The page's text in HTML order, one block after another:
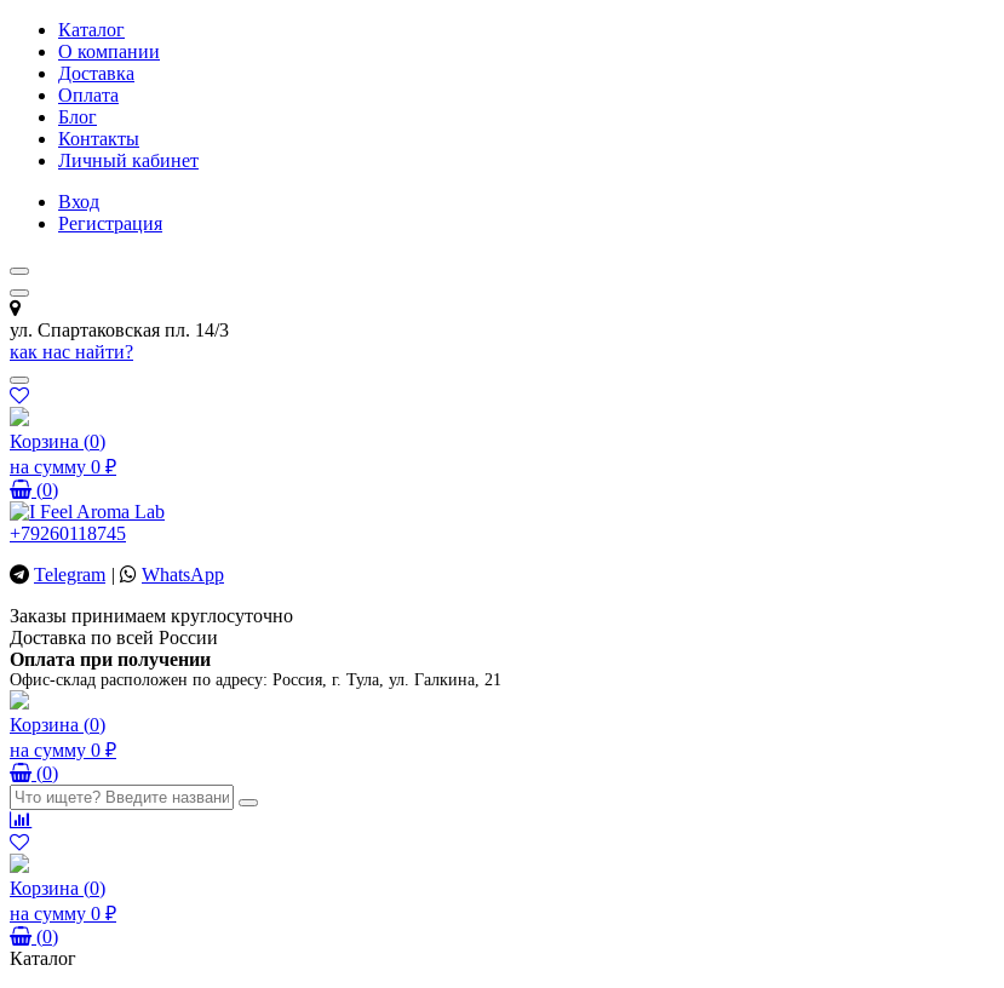
Каталог
О компании
Доставка
Оплата
Блог
Контакты
Личный кабинет
Вход
Регистрация
ул. Спартаковская пл. 14/3
как нас найти?
Корзина (0)
на сумму 0 ₽
(0)
+79260118745
Telegram |
WhatsApp
Заказы принимаем круглосуточно
Доставка по всей России
Оплата при получении
Офис-склад расположен по адресу: Россия, г. Тула, ул. Галкина, 21
Корзина (0)
на сумму 0 ₽
(0)
Корзина (0)
на сумму 0 ₽
(0)
Каталог